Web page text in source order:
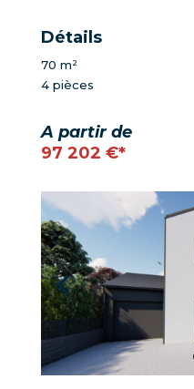
Détails
70 m²
4 pièces
A partir de
97 202 €*